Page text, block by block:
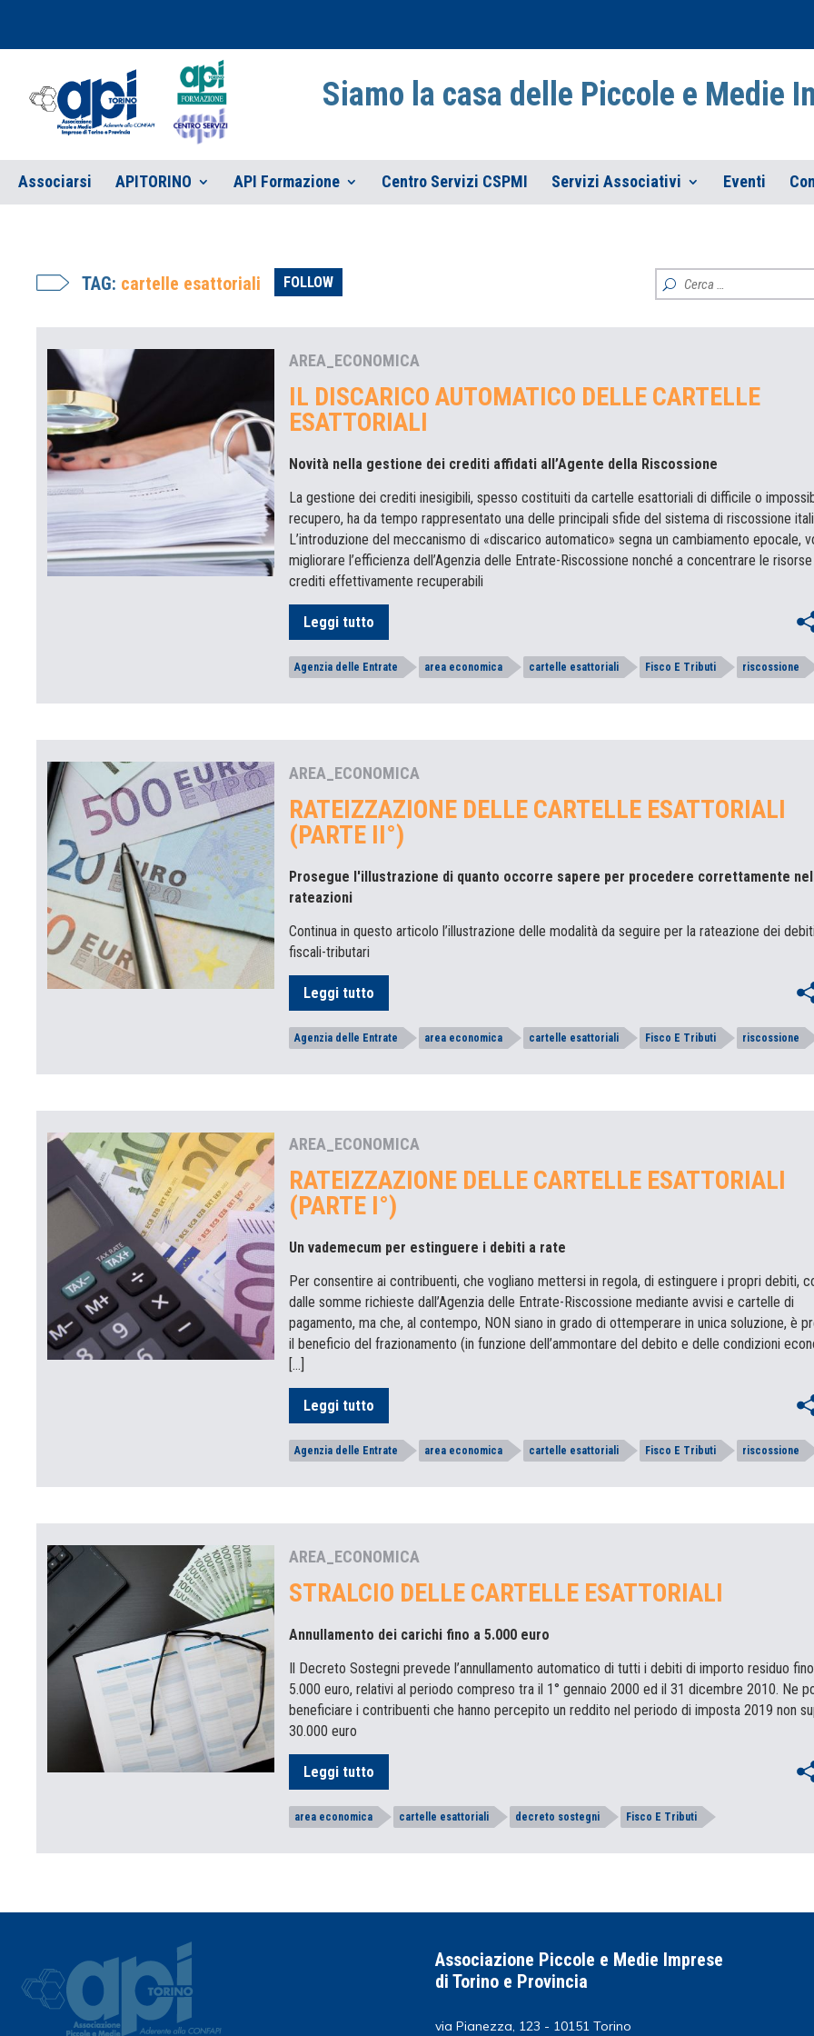
Siamo la casa delle Piccole e Medie
Associarsi APITORINO API Formazione Centro Servizi CSPMI Servizi Associativi Eventi
TAG: cartelle esattoriali FOLLOW
AREA_ECONOMICA
IL DISCARICO AUTOMATICO DELLE CARTELLE
ESATTORIALI
Novità nella gestione dei crediti affidati all’Agente della Riscossione
La gestione dei crediti inesigibili, spesso costituiti da cartelle esattoriali di difficile o
recupero, ha da tempo rappresentato una delle principali sfide del sistema di riscossione
L’introduzione del meccanismo di «discarico automatico» segna un cambiamento epocale,
migliorare l’efficienza dell’Agenzia delle Entrate-Riscossione nonché a concentrare le risorse
crediti effettivamente recuperabili
Leggi tutto
Agenzia delle Entrate area economica cartelle esattoriali Fisco E Tributi riscossione
AREA_ECONOMICA
RATEIZZAZIONE DELLE CARTELLE ESATTORIALI
(PARTE II°)
Prosegue l'illustrazione di quanto occorre sapere per procedere correttamente
rateazioni
Continua in questo articolo l’illustrazione delle modalità da seguire per la rateazione dei debiti
fiscali-tributari
Leggi tutto
Agenzia delle Entrate area economica cartelle esattoriali Fisco E Tributi riscossione
AREA_ECONOMICA
RATEIZZAZIONE DELLE CARTELLE ESATTORIALI
(PARTE I°)
Un vademecum per estinguere i debiti a rate
Per consentire ai contribuenti, che vogliano mettersi in regola, di estinguere i propri debiti,
dalle somme richieste dall’Agenzia delle Entrate-Riscossione mediante avvisi e cartelle di
pagamento, ma che, al contempo, NON siano in grado di ottemperare in unica soluzione, è
il beneficio del frazionamento (in funzione dell’ammontare del debito e delle condizioni
[…]
Leggi tutto
Agenzia delle Entrate area economica cartelle esattoriali Fisco E Tributi riscossione
AREA_ECONOMICA
STRALCIO DELLE CARTELLE ESATTORIALI
Annullamento dei carichi fino a 5.000 euro
Il Decreto Sostegni prevede l’annullamento automatico di tutti i debiti di importo residuo
5.000 euro, relativi al periodo compreso tra il 1° gennaio 2000 ed il 31 dicembre 2010. Ne
beneficiare i contribuenti che hanno percepito un reddito nel periodo di imposta 2019 non
30.000 euro
Leggi tutto
area economica cartelle esattoriali decreto sostegni Fisco E Tributi
Associazione Piccole e Medie Imprese
di Torino e Provincia
via Pianezza, 123 - 10151 Torino